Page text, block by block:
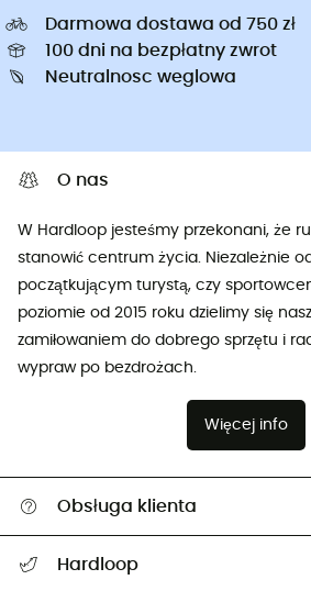
Darmowa dostawa od 750 zł
100 dni na bezpłatny zwrot
Neutralnosc weglowa
O nas
W Hardloop jesteśmy przekonani, że
stanowić centrum życia. Niezależnie
początkującym turystą, czy
poziomie od 2015 roku dzielimy się
zamiłowaniem do dobrego sprzętu i
wypraw po bezdrożach.
Więcej info
Obsługa klienta
Hardloop